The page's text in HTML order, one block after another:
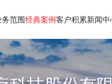
务范围经典案例客户积累新闻中